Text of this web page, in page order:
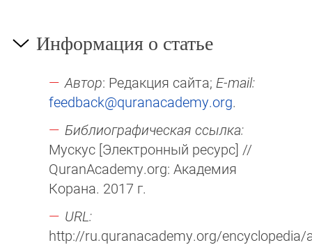
Информация о статье
Автор: Редакция сайта; E-mail:
feedback@quranacademy.org.
Библиографическая ссылка:
Мускус [Электронный ресурс] //
QuranAcademy.org: Академия
Корана. 2017 г.
URL:
http://ru.quranacademy.org/